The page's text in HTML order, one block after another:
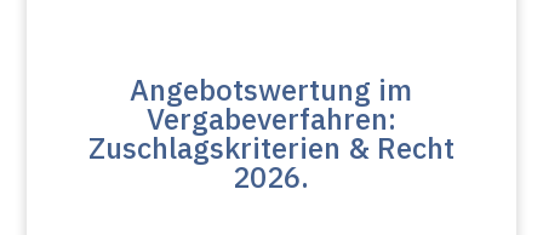
Angebotswertung im
Vergabeverfahren:
Zuschlagskriterien & Recht
2026.